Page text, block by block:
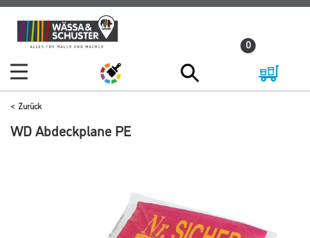
Zum
Inhalt
Zum
Navigationsmenü
0
Zurück
WD Abdeckplane PE